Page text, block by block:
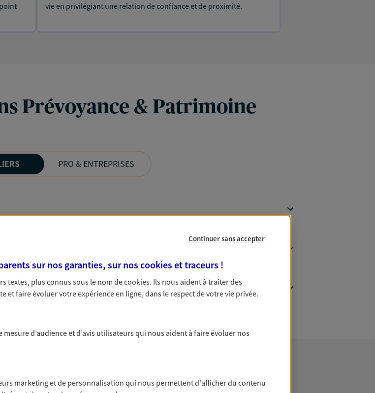
vie en privilégiant une relation de confiance et de proximité.
Prévoyance & Patrimoine
PRO & ENTREPRISES
rencontrer
Continuer sans accepter
sur nos garanties, sur noscookies et traceurs !
textes, plus connus sous le nom decookies. Ils nous aident à traiter des
faire évoluer votre expérience en ligne, dans le respect de votre vie privée.
mesure d’audience et d’avis utilisateurs qui nous aident à faire évoluer nos
marketing et de personnalisation qui nous permettent d'afficher du contenu